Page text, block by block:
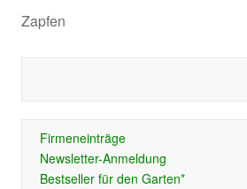
Zapfen
Firmeneinträge
Newsletter-Anmeldung
Bestseller für den Garten*